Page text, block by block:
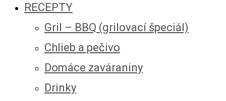
RECEPTY
Gril – BBQ (grilovací špeciál)
Chlieb a pečivo
Domáce zaváraniny
Drinky